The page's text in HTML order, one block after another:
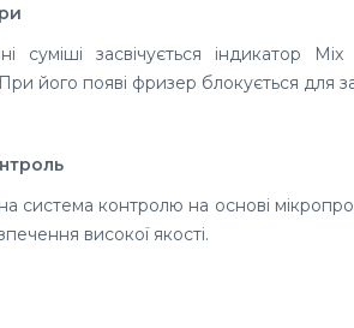
суміші засвічується індикатор
При його появі фризер блокується для
система контролю на основі
високої якості.